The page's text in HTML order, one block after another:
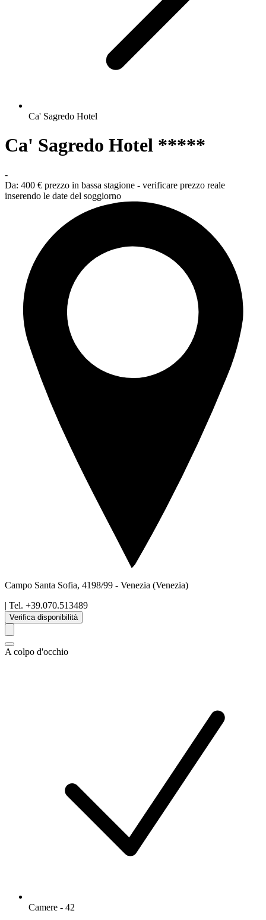
Ca' Sagredo Hotel
Ca' Sagredo Hotel *****
-
Da: 400 € prezzo in bassa stagione - verificare prezzo reale
inserendo le date del soggiorno
Campo Santa Sofia, 4198/99 - Venezia (Venezia)
| Tel. +39.070.513489
Verifica disponibilità
A colpo d'occhio
Camere - 42